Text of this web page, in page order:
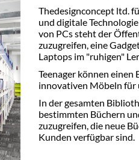
Thedesignconcept ltd.
und digitale
von PCs steht der
zuzugreifen, eine
Laptops im "ruhigen"
Teenager können
innovativen Möbeln
In der gesamten
bestimmten Büchern
zuzugreifen, die neue
Kunden verfügbar sind.